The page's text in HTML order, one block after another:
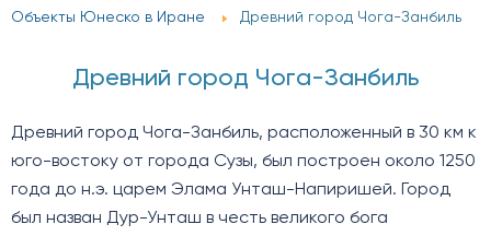
Объекты Юнеско в Иране Древний город Чога-Занбиль
Древний город Чога-Занбиль
Древний город Чога-Занбиль, расположенный в 30 км к
юго-востоку от города Сузы, был построен около 1250
года до н.э. царем Элама Унташ-Напиришей. Город
был назван Дур-Унташ в честь великого бога